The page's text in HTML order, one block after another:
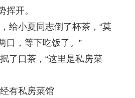
挥开。
小夏同志倒了杯茶，“莫
口，等下吃饭了。”
口茶，“这里是私房菜
私房菜馆